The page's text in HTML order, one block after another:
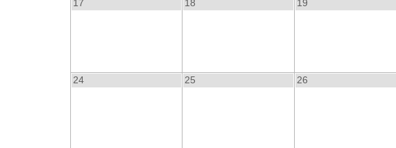
17 18 19
24 25 26